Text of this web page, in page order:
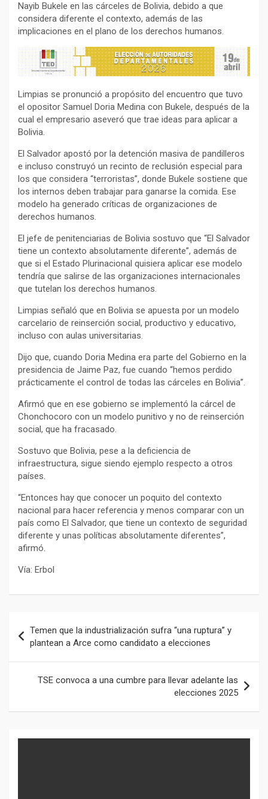
Nayib Bukele en las cárceles de Bolivia, debido a que
considera diferente el contexto, además de las
implicaciones en el plano de los derechos humanos.
Limpias se pronunció a propósito del encuentro que tuvo
el opositor Samuel Doria Medina con Bukele, después de la
cual el empresario aseveró que trae ideas para aplicar a
Bolivia.
El Salvador apostó por la detención masiva de pandilleros
e incluso construyó un recinto de reclusión especial para
los que considera “terroristas”, donde Bukele sostiene que
los internos deben trabajar para ganarse la comida. Ese
modelo ha generado críticas de organizaciones de
derechos humanos.
El jefe de penitenciarias de Bolivia sostuvo que “El Salvador
tiene un contexto absolutamente diferente”, además de
que si el Estado Plurinacional quisiera aplicar ese modelo
tendría que salirse de las organizaciones internacionales
que tutelan los derechos humanos.
Limpias señaló que en Bolivia se apuesta por un modelo
carcelario de reinserción social, productivo y educativo,
incluso con aulas universitarias.
Dijo que, cuando Doria Medina era parte del Gobierno en la
presidencia de Jaime Paz, fue cuando “hemos perdido
prácticamente el control de todas las cárceles en Bolivia”.
Afirmó que en ese gobierno se implementó la cárcel de
Chonchocoro con un modelo punitivo y no de reinserción
social, que ha fracasado.
Sostuvo que Bolivia, pese a la deficiencia de
infraestructura, sigue siendo ejemplo respecto a otros
países.
“Entonces hay que conocer un poquito del contexto
nacional para hacer referencia y menos comparar con un
país como El Salvador, que tiene un contexto de seguridad
diferente y unas políticas absolutamente diferentes”,
afirmó.
Vía: Erbol
de
entradas
Temen que la industrialización sufra “una ruptura” y
plantean a Arce como candidato a elecciones
TSE convoca a una cumbre para llevar adelante las
elecciones 2025